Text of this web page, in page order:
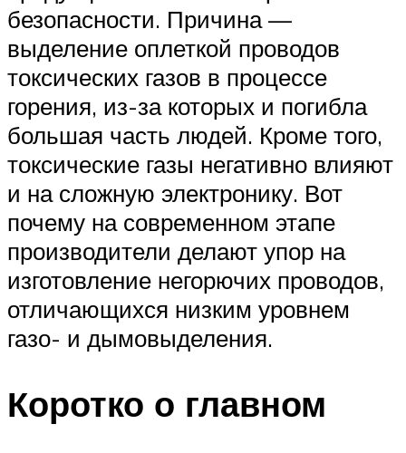
безопасности. Причина —
выделение оплеткой проводов
токсических газов в процессе
горения, из-за которых и погибла
большая часть людей. Кроме того,
токсические газы негативно влияют
и на сложную электронику. Вот
почему на современном этапе
производители делают упор на
изготовление негорючих проводов,
отличающихся низким уровнем
газо- и дымовыделения.
Коротко о главном